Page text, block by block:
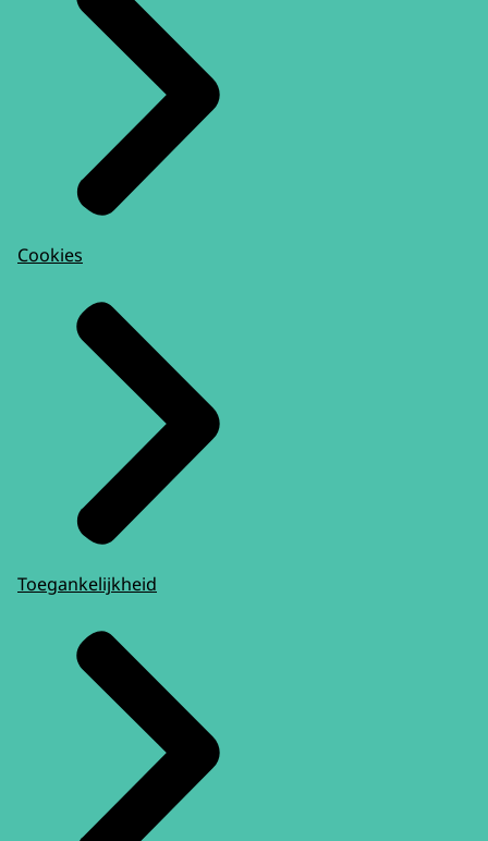
Cookies
Toegankelijkheid